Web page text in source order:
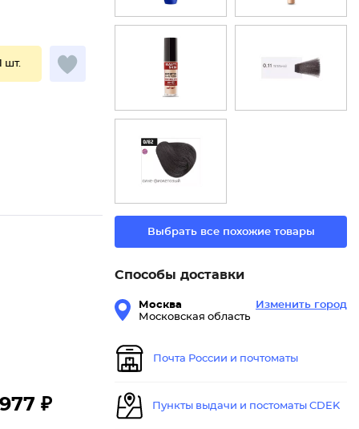
шт.
977 ₽
Выбрать все похожие товары
Способы доставки
Москва
Московская область
Изменить город
Почта России и почтоматы
Пункты выдачи и постоматы CDEK